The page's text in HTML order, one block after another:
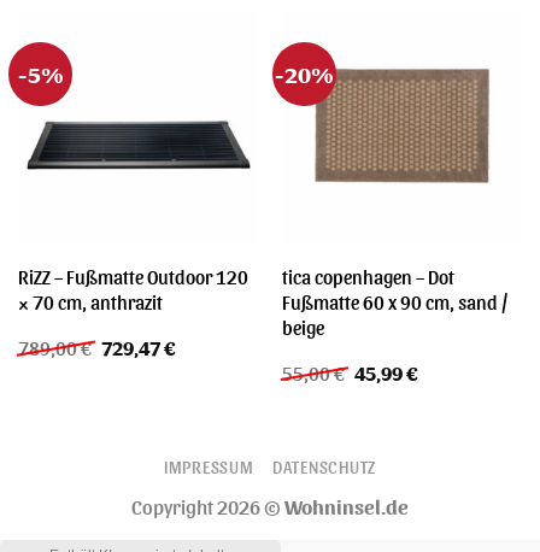
-5%
RiZZ – Fußmatte Outdoor 120
× 70 cm, anthrazit
789,00€ Ursprünglicher
Preis
729,47€Aktueller
-20%
tica copenhagen – Dot
Fußmatte 60 x 90 cm, sand /
beige
55,00€ Ursprünglicher
Preis
45,99€Aktueller
IMPRESSUM DATENSCHUTZ
Copyright 2026 ©Wohninsel.de